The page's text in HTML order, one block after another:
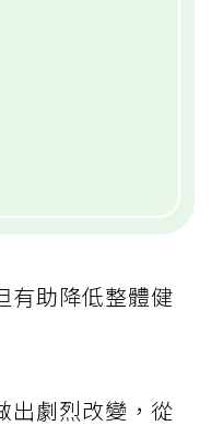
有助降低整體健
出劇烈改變，從